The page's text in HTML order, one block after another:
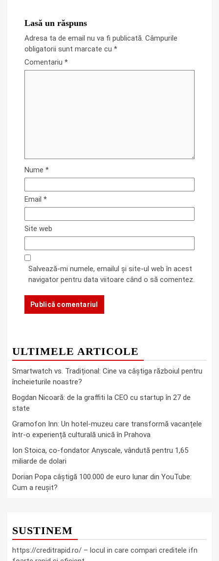
Lasă un răspuns
Adresa ta de email nu va fi publicată. Câmpurile
obligatorii sunt marcate cu *
Comentariu *
Nume *
Email *
Site web
Salvează-mi numele, emailul și site-ul web în acest
navigator pentru data viitoare când o să comentez.
ULTIMELE ARTICOLE
Smartwatch vs. Tradițional: Cine va câștiga războiul pentru
încheieturile noastre?
Bogdan Nicoară: de la graffiti la CEO cu startup în 27 de
state
Gramofon Inn: Un hotel-muzeu care transformă vacanțele
într-o experiență culturală unică în Prahova
Ion Stoica, co-fondator Anyscale, vândută pentru 1,65
miliarde de dolari
Dorian Popa câștigă 100.000 de euro lunar din YouTube:
Cum a reușit?
SUSTINEM
https://creditrapid.ro/ – locul in care compari creditele ifn